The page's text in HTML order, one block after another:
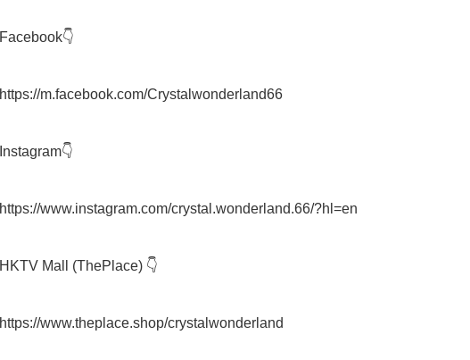
Facebook👇
https://m.facebook.com/Crystalwonderland66
Instagram👇
https://www.instagram.com/crystal.wonderland.66/?hl=en
HKTV Mall (ThePlace) 👇
https://www.theplace.shop/crystalwonderland